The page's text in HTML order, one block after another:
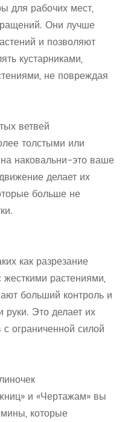
для рабочих мест,
Они лучше
и позволяют
кустарниками,
не повреждая
ветвей
толстыми или
наковальни-это ваше
делает их
больше не
как разрезание
растениями,
больший контроль и
Это делает их
ограниченной силой
и «Чертажам» вы
которые